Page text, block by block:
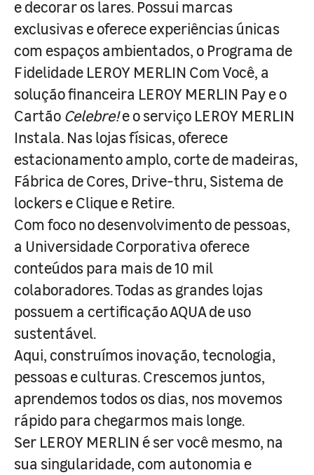
e decorar os lares. Possui marcas
exclusivas e oferece experiências únicas
com espaços ambientados, o Programa de
Fidelidade LEROY MERLIN Com Você, a
solução financeira LEROY MERLIN Pay e o
Cartão Celebre!e o serviço LEROY MERLIN
Instala. Nas lojas físicas, oferece
estacionamento amplo, corte de madeiras,
Fábrica de Cores, Drive-thru, Sistema de
lockers e Clique e Retire.
Com foco no desenvolvimento de pessoas,
a Universidade Corporativa oferece
conteúdos para mais de 10 mil
colaboradores. Todas as grandes lojas
possuem a certificação AQUA de uso
sustentável.
Aqui, construímos inovação, tecnologia,
pessoas e culturas. Crescemos juntos,
aprendemos todos os dias, nos movemos
rápido para chegarmos mais longe.
Ser LEROY MERLIN é ser você mesmo, na
sua singularidade, com autonomia e